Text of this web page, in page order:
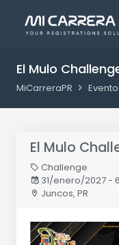
El Mulo
MiCarreraPR
El Mulo
Challenge
31/enero/2027 -
Juncos, PR